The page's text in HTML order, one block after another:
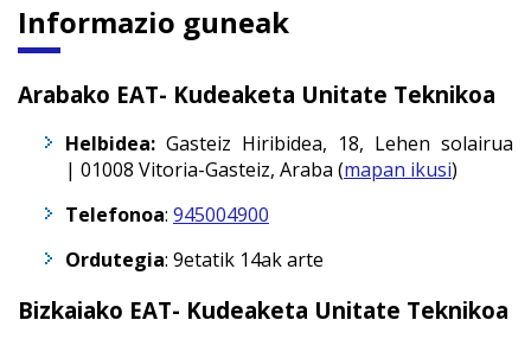
Informazio guneak
Arabako EAT- Kudeaketa Unitate Teknikoa
Helbidea: Gasteiz Hiribidea, 18, Lehen solairua
| 01008 Vitoria-Gasteiz, Araba (mapan ikusi)
Telefonoa: 945004900
Ordutegia: 9etatik 14ak arte
Bizkaiako EAT- Kudeaketa Unitate Teknikoa